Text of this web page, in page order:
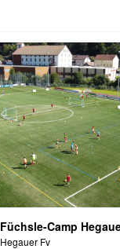
Füchsle-Camp
Hegauer Fv